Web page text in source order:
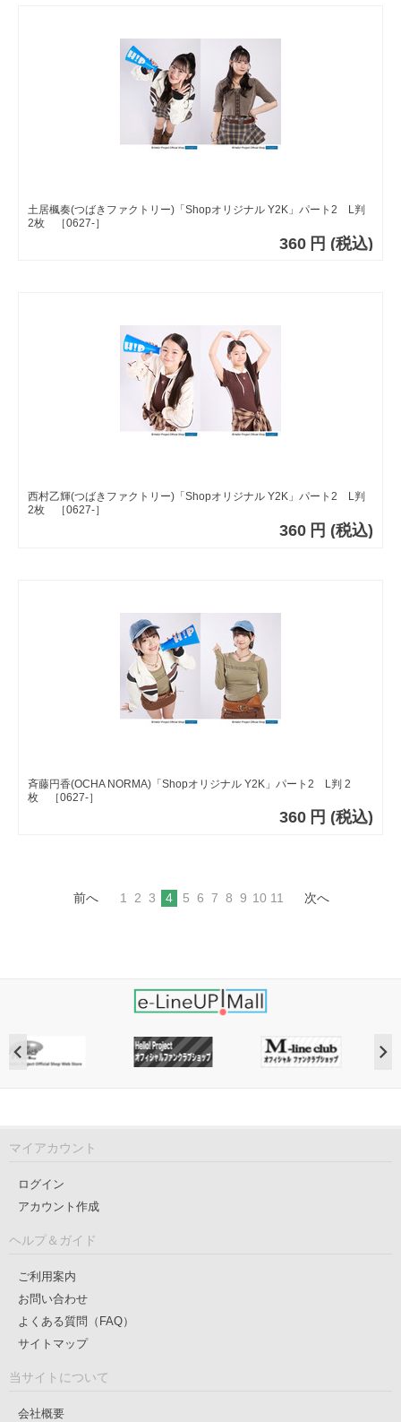
土居楓奏(つばきファクトリー)「Shopオリジナル Y2K」パート2 L判
2枚 ［0627-］
360 円 (税込)
西村乙輝(つばきファクトリー)「Shopオリジナル Y2K」パート2 L判
2枚 ［0627-］
360 円 (税込)
斉藤円香(OCHA NORMA)「Shopオリジナル Y2K」パート2 L判 2
枚 ［0627-］
360 円 (税込)
前へ 1 2 3 4 5 6 7 8 9 10 11 次へ
マイアカウント
ログイン
アカウント作成
ヘルプ＆ガイド
ご利用案内
お問い合わせ
よくある質問（FAQ）
サイトマップ
当サイトについて
会社概要